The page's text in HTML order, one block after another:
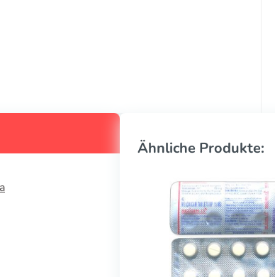
Ähnliche Produkte: